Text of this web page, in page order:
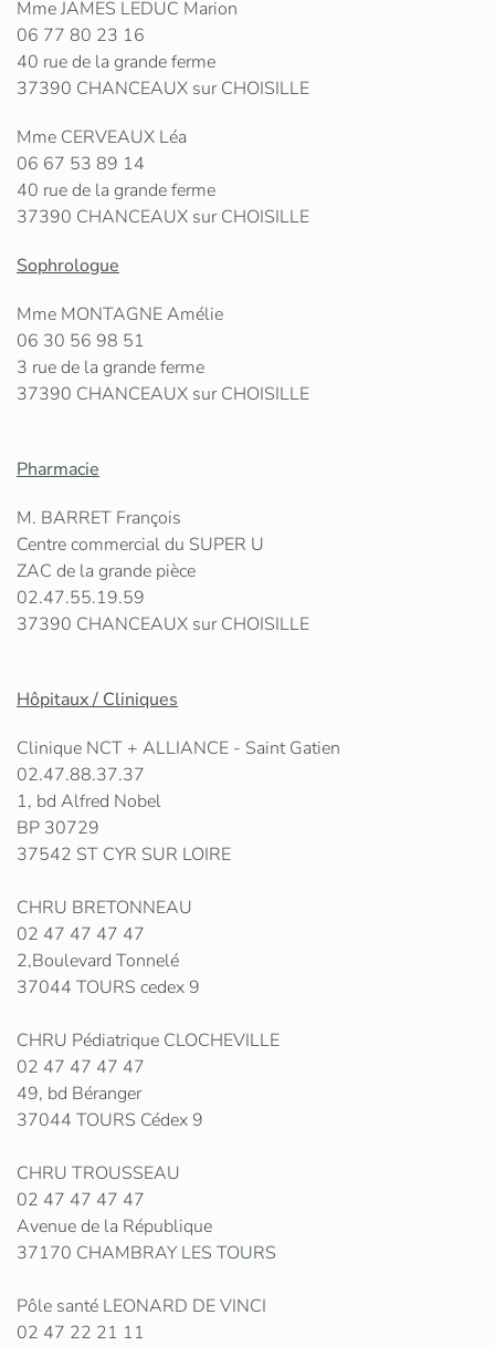
Mme JAMES LEDUC Marion
06 77 80 23 16
40 rue de la grande ferme
37390 CHANCEAUX sur CHOISILLE
Mme CERVEAUX Léa
06 67 53 89 14
40 rue de la grande ferme
37390 CHANCEAUX sur CHOISILLE
Sophrologue
Mme MONTAGNE Amélie
06 30 56 98 51
3 rue de la grande ferme
37390 CHANCEAUX sur CHOISILLE
Pharmacie
M. BARRET François
Centre commercial du SUPER U
ZAC de la grande pièce
02.47.55.19.59
37390 CHANCEAUX sur CHOISILLE
Hôpitaux / Cliniques
Clinique NCT + ALLIANCE - Saint Gatien
02.47.88.37.37
1, bd Alfred Nobel
BP 30729
37542 ST CYR SUR LOIRE
CHRU BRETONNEAU
02 47 47 47 47
2,Boulevard Tonnelé
37044 TOURS cedex 9
CHRU Pédiatrique CLOCHEVILLE
02 47 47 47 47
49, bd Béranger
37044 TOURS Cédex 9
CHRU TROUSSEAU
02 47 47 47 47
Avenue de la République
37170 CHAMBRAY LES TOURS
Pôle santé LEONARD DE VINCI
02 47 22 21 11